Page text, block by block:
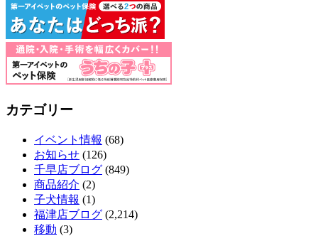
カテゴリー
イベント情報 (68)
お知らせ (126)
千早店ブログ (849)
商品紹介 (2)
子犬情報 (1)
福津店ブログ (2,214)
移動 (3)